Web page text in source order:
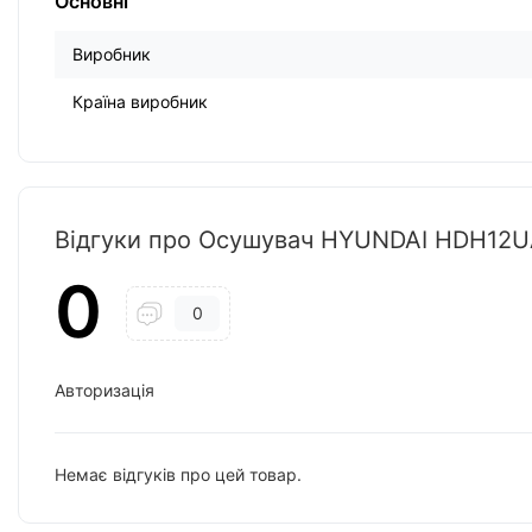
Виробник
Країна виробник
Відгуки про Осушувач HYUNDAI
0 0
Авторизація
Немає відгуків про цей товар.